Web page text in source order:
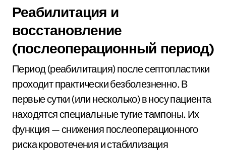
Реабилитация и
восстановление
(послеоперационный период)
Период (реабилитация) после септопластики
проходит практически безболезненно. В
первые сутки (или несколько) в носу пациента
находятся специальные тугие тампоны. Их
функция — снижения послеоперационного
риска кровотечения и стабилизация